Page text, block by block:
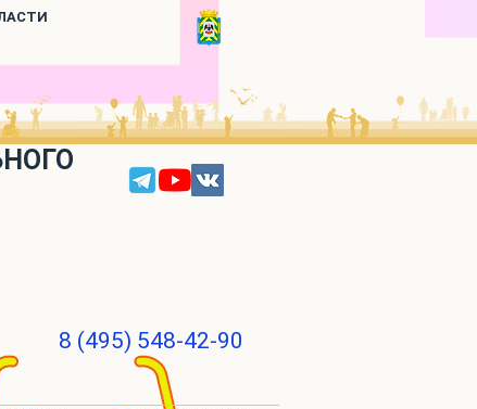
8 (495) 548-42-90